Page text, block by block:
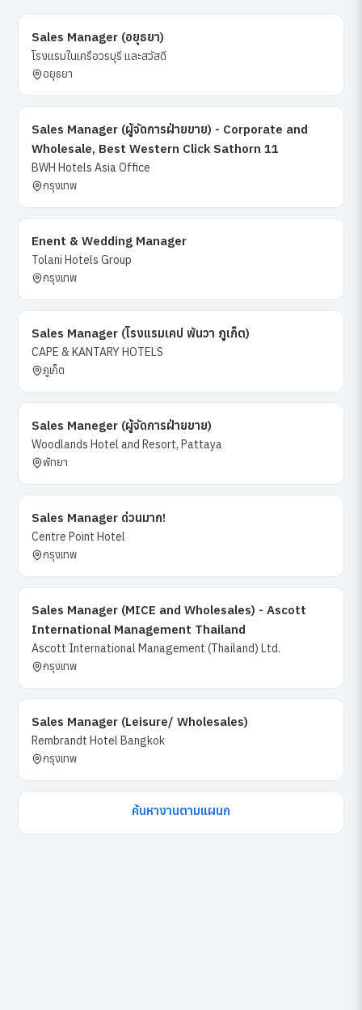
Sales Manager (อยุธยา)
โรงแรมในเครือวรบุรี และสวัสดี
อยุธยา
Sales Manager (ผู้จัดการฝ่ายขาย) - Corporate and
Wholesale, Best Western Click Sathorn 11
BWH Hotels Asia Office
กรุงเทพ
Enent & Wedding Manager
Tolani Hotels Group
กรุงเทพ
Sales Manager (โรงแรมเคป พันวา ภูเก็ต)
CAPE & KANTARY HOTELS
ภูเก็ต
Sales Maneger (ผู้จัดการฝ่ายขาย)
Woodlands Hotel and Resort, Pattaya
พัทยา
Sales Manager ด่วนมาก!
Centre Point Hotel
กรุงเทพ
Sales Manager (MICE and Wholesales) - Ascott
International Management Thailand
Ascott International Management (Thailand) Ltd.
กรุงเทพ
Sales Manager (Leisure/ Wholesales)
Rembrandt Hotel Bangkok
กรุงเทพ
ค้นหางานตามแผนก